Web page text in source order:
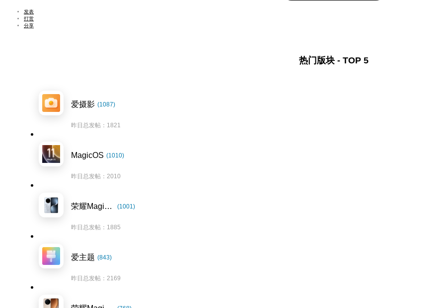
发表
打赏
分享
热门版块 - TOP 5
爱摄影 (1087)
昨日总发帖：1821
MagicOS (1010)
昨日总发帖：2010
荣耀Magic7系列 (1001)
昨日总发帖：1885
爱主题 (843)
昨日总发帖：2169